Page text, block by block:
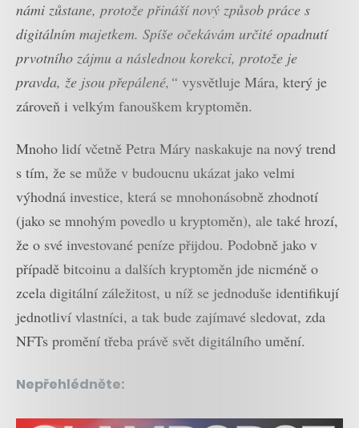
námi zůstane, protože přináší nový způsob práce s
digitálním majetkem. Spíše očekávám určité opadnutí
prvotního zájmu a následnou korekci, protože je
pravda, že jsou přepálené,“ vysvětluje Mára, který je
zároveň i velkým fanouškem kryptoměn.
Mnoho lidí včetně Petra Máry naskakuje na nový trend
s tím, že se může v budoucnu ukázat jako velmi
výhodná investice, která se mnohonásobně zhodnotí
(jako se mnohým povedlo u kryptoměn), ale také hrozí,
že o své investované peníze přijdou. Podobně jako v
případě bitcoinu a dalších kryptoměn jde nicméně o
zcela digitální záležitost, u níž se jednoduše identifikují
jednotliví vlastníci, a tak bude zajímavé sledovat, zda
NFTs promění třeba právě svět digitálního umění.
Nepřehlédněte: